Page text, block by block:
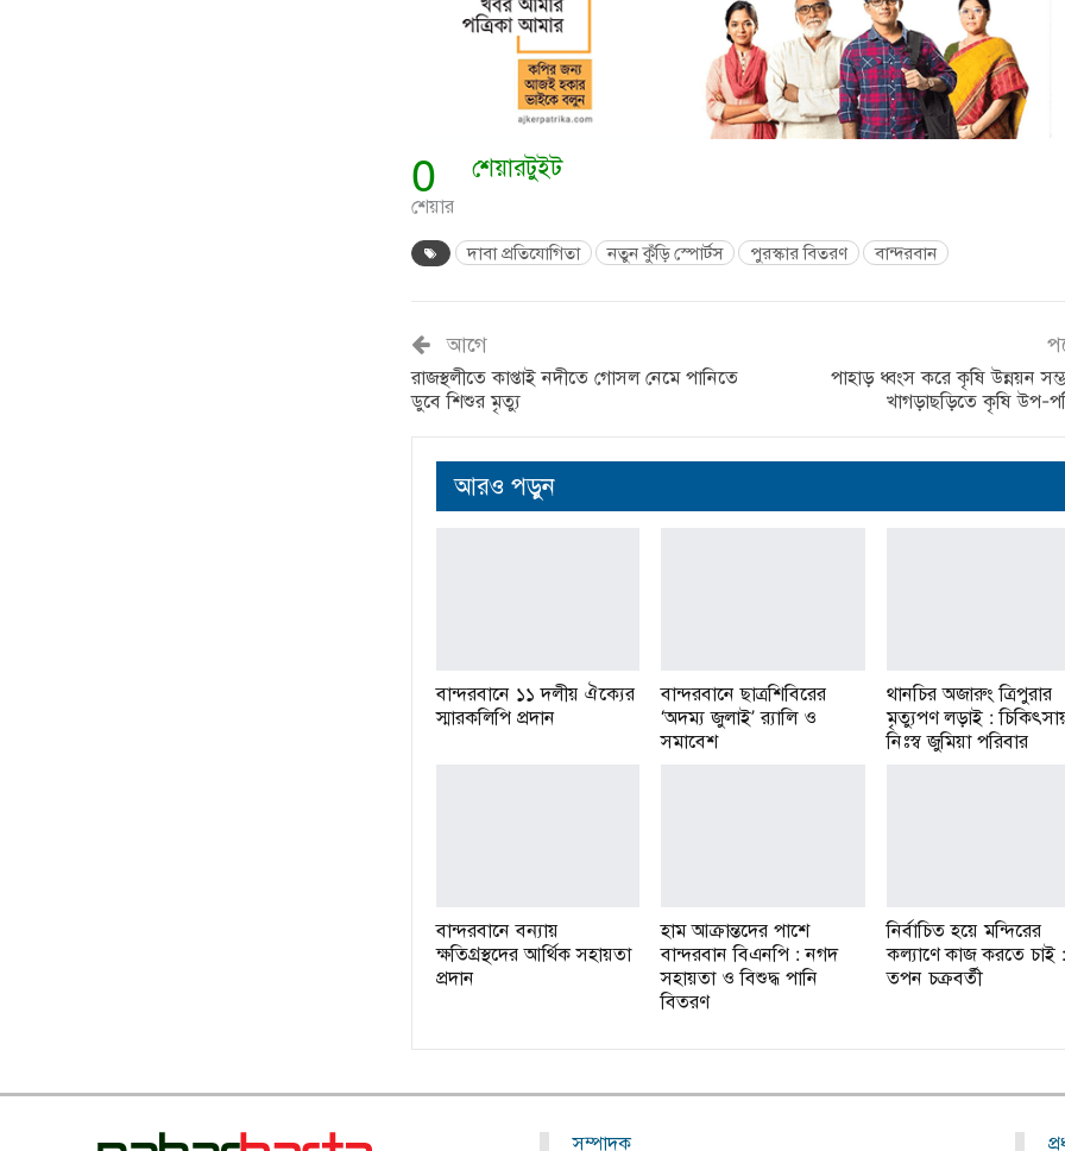
0
শেয়ার
শেয়ারটুইট
দাবা প্রতিযোগিতা নতুন কুঁড়ি স্পোর্টস পুরস্কার বিতরণ বান্দরবান
আগে
রাজস্থলীতে কাপ্তাই নদীতে গোসল নেমে পানিতে
ডুবে শিশুর মৃত্যু
পাহাড় ধ্বংস করে কৃষি উন্নয়ন
খাগড়াছড়িতে কৃষি উপ-
আরও পড়ুন
বান্দরবানে ১১ দলীয় ঐক্যের
স্মারকলিপি প্রদান
বান্দরবানে ছাত্রশিবিরের
‘অদম্য জুলাই’ র‌্যালি ও
সমাবেশ
থানচির অজারুং ত্রিপুরার
মৃত্যুপণ লড়াই :
নিঃস্ব জুমিয়া পরিবার
বান্দরবানে বন্যায়
ক্ষতিগ্রস্থদের আর্থিক সহায়তা
প্রদান
হাম আক্রান্তদের পাশে
বান্দরবান বিএনপি : নগদ
সহায়তা ও বিশুদ্ধ পানি
বিতরণ
নির্বাচিত হয়ে মন্দিরের
কল্যাণে কাজ করতে চাই :
তপন চক্রবর্তী
সম্পাদক